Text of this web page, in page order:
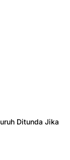
Ditunda Jika